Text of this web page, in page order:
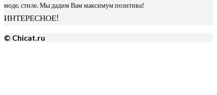
моде, стиле. Мы дадим Вам максимум позитива!
ИНТЕРЕСНОЕ!
© Chicat.ru